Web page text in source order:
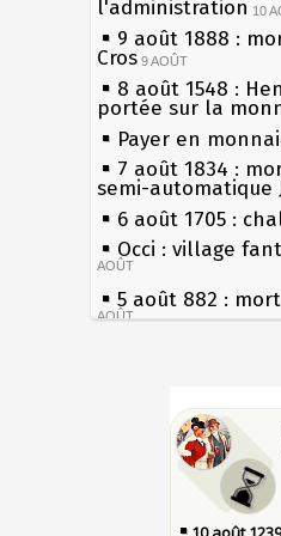
l'administration 10
9 août 1888 :
Cros 9 AOÛT
8 août 1548 :
portée sur la
Payer en
7 août 1834 :
semi-automatique
6 août 1705 :
Occi : village
AOÛT
5 août 882 :
AOÛT
Rouelle 3 AOÛT
Musée Jean de
rénovation 2 AOÛT
2 août 1802 :
les siècles
27 mai 1610 :
du roi Henri IV
Pierre qui roule
Qui aime bien